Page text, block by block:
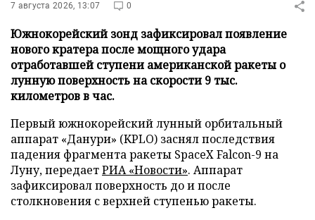
7 августа 2026, 13:07 0
Южнокорейский зонд зафиксировал появление
нового кратера после мощного удара
отработавшей ступени американской ракеты о
лунную поверхность на скорости 9 тыс.
километров в час.
Первый южнокорейский лунный орбитальный
аппарат «Данури» (KPLO) заснял последствия
падения фрагмента ракеты SpaceX Falcon-9 на
Луну, передаетРИА «Новости». Аппарат
зафиксировал поверхность до и после
столкновения с верхней ступенью ракеты.